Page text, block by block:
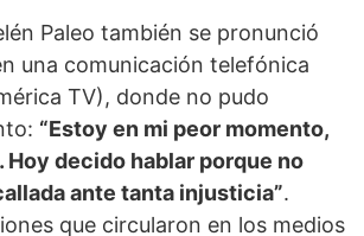
Paleo también se pronunció
una comunicación telefónica
TV), donde no pudo
“Estoy en mi peor momento,
Hoy decido hablar porque no
ante tanta injusticia”.
que circularon en los medios